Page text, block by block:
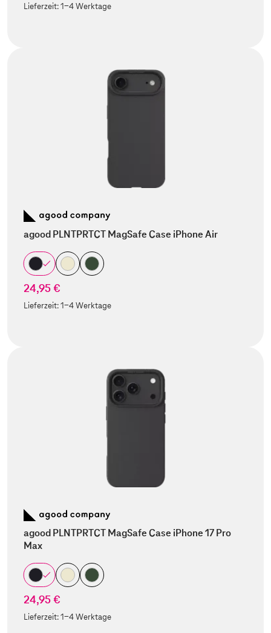
Lieferzeit:1-4 Werktage
agood PLNTPRTCT MagSafe Case iPhone Air
24,95 €
Lieferzeit:1-4 Werktage
agood PLNTPRTCT MagSafe Case iPhone 17 Pro
Max
24,95 €
Lieferzeit:1-4 Werktage